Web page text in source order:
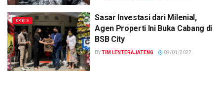
EKBIS
Sasar Investasi dari Milenial,
Agen Properti Ini Buka Cabang di
BSB City
BYTIM LENTERAJATENG 09/01/2022